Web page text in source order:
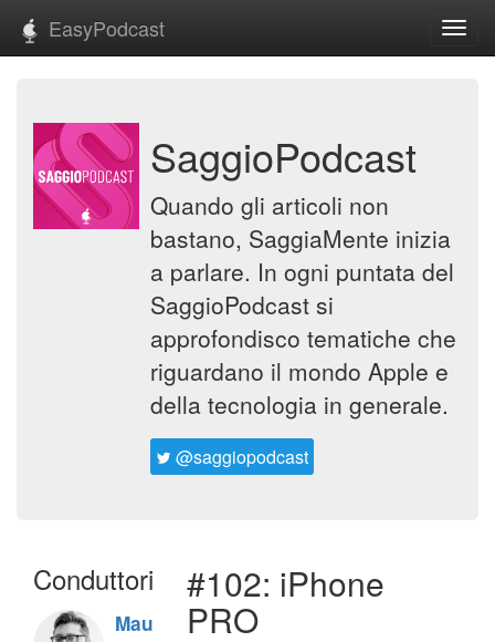
EasyPodcast
SaggioPodcast
Quando gli articoli non
bastano, SaggiaMente inizia
a parlare. In ogni puntata del
SaggioPodcast si
approfondisco tematiche che
riguardano il mondo Apple e
della tecnologia in generale.
@saggiopodcast
Conduttori
Maurizio
#102: iPhone
PRO